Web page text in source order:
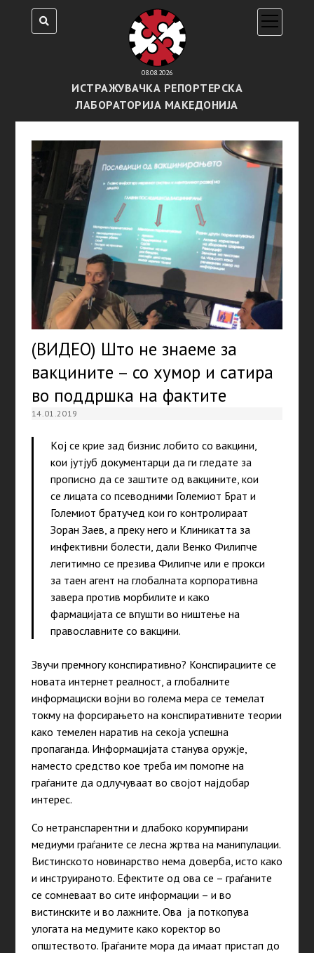
08.08.2026
ИСТРАЖУВАЧКА РЕПОРТЕРСКА
ЛАБОРАТОРИЈА МАКЕДОНИЈА
open
menu
(ВИДЕО) Што не знаеме за
вакцините – со хумор и сатира
во поддршка на фактите
14.01.2019
Kој се крие зад бизнис лобито со вакцини,
кои јутјуб документарци да ги гледате за
прописно да се заштите од вакцините, кои
се лицата со псеводними Големиот Брат и
Големиот братучед кои го контролираат
Зоран Заев, а преку него и Клиникатта за
инфективни болести, дали Венко Филипче
легитимно се презива Филипче или е прокси
за таен агент на глобалната корпоративна
завера против морбилите и како
фармацијата се впушти во ништење на
православните со вакцини.
Звучи премногу конспиративно? Конспирациите се
новата интернет реалност, а глобалните
информациски војни во голема мера се темелат
токму на форсирањето на конспиративните теории
како темелен наратив на секоја успешна
пропаганда. Информацијата станува оружје,
наместо средство кое треба им помогне на
граѓаните да одлучуваат во својот најдобар
интерес.
Со нетранспарентни и длабоко корумпирани
медиуми граѓаните се лесна жртва на манипулации.
Вистинското новинарство нема доверба, исто како
и инструираното. Ефектите од ова се – граѓаните
се сомневаат во сите информации – и во
вистинските и во лажните. Ова ја поткопува
улогата на медумите како коректор во
општеството. Граѓаните мора да имаат пристап до